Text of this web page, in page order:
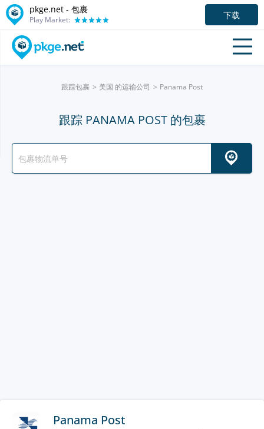
pkge.net - 包裹
Play Market: 下载
跟踪包裹 美国 的运输公司 Panama Post
跟踪 PANAMA POST 的包裹
Panama Post